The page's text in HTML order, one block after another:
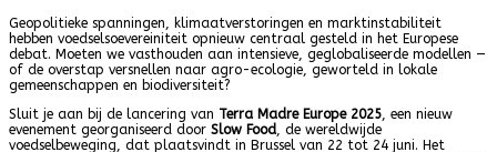
Geopolitieke spanningen, klimaatverstoringen en marktinstabiliteit
hebben voedselsoevereiniteit opnieuw centraal gesteld in het Europese
debat. Moeten we vasthouden aan intensieve, geglobaliseerde modellen —
of de overstap versnellen naar agro-ecologie, geworteld in lokale
gemeenschappen en biodiversiteit?
Sluit je aan bij de lancering van Terra Madre Europe 2025 , een nieuw
evenement georganiseerd door Slow Food , de wereldwijde
voedselbeweging, dat plaatsvindt in Brussel van 22 tot 24 juni. Het